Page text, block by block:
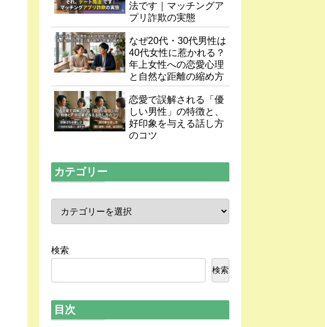
法です｜マッチングア
プリ詐欺の実態
なぜ20代・30代男性は
40代女性に惹かれる？
年上女性への恋愛心理
と自然な距離の縮め方
恋愛で誤解される「優
しい男性」の特徴と、
好印象を与える話し方
のコツ
カテゴリー
検索
検索
目次